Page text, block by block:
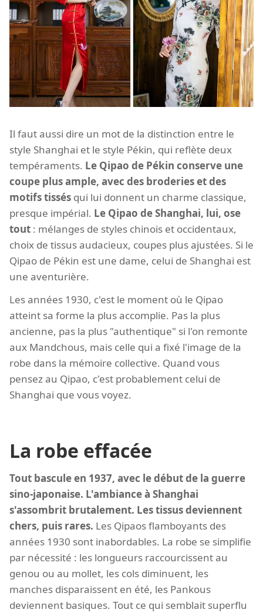
Il faut aussi dire un mot de la distinction entre le
style Shanghai et le style Pékin, qui reflète deux
tempéraments. Le Qipao de Pékin conserve une
coupe plus ample, avec des broderies et des
motifs tissés qui lui donnent un charme classique,
presque impérial. Le Qipao de Shanghai, lui, ose
tout : mélanges de styles chinois et occidentaux,
choix de tissus audacieux, coupes plus ajustées. Si le
Qipao de Pékin est une dame, celui de Shanghai est
une aventurière.
Les années 1930, c'est le moment où le Qipao
atteint sa forme la plus accomplie. Pas la plus
ancienne, pas la plus "authentique" si l'on remonte
aux Mandchous, mais celle qui a fixé l'image de la
robe dans la mémoire collective. Quand vous
pensez au Qipao, c'est probablement celui de
Shanghai que vous voyez.
La robe effacée
Tout bascule en 1937, avec le début de la guerre
sino-japonaise. L'ambiance à Shanghai
s'assombrit brutalement. Les tissus deviennent
chers, puis rares. Les Qipaos flamboyants des
années 1930 sont inabordables. La robe se simplifie
par nécessité : les longueurs raccourcissent au
genou ou au mollet, les cols diminuent, les
manches disparaissent en été, les Pankous
deviennent basiques. Tout ce qui semblait superflu